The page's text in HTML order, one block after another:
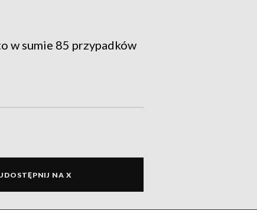
w sumie 85 przypadków
NA X